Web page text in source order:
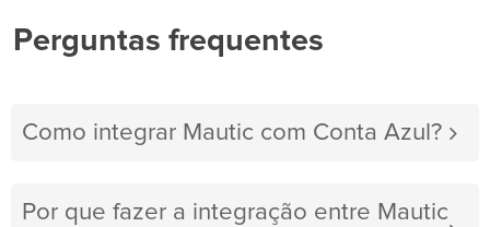
Perguntas frequentes
Como integrar Mautic com Conta Azul?
Por que fazer a integração entre Mautic